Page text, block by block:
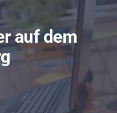
auf dem